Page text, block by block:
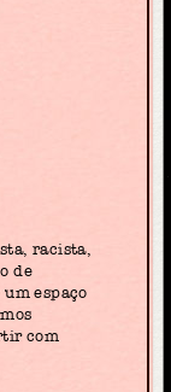
racista,
de
espaço
com